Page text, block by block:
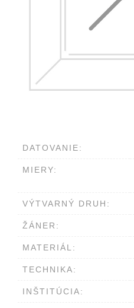
DATOVANIE:
MIERY:
VÝTVARNÝ DRUH:
ŽÁNER:
MATERIÁL:
TECHNIKA:
INŠTITÚCIA: